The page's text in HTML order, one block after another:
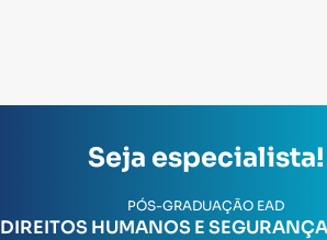
Seja especialista!
PÓS-GRADUAÇÃO EAD
DIREITOS HUMANOS E